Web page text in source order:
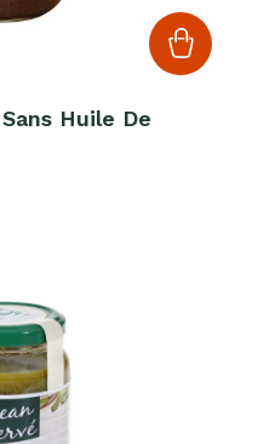
Huile De